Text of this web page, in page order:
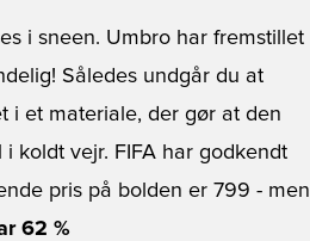
i sneen. Umbro har fremstillet
Således undgår du at
i et materiale, der gør at den
koldt vejr. FIFA har godkendt
pris på bolden er 799 - men
62 %